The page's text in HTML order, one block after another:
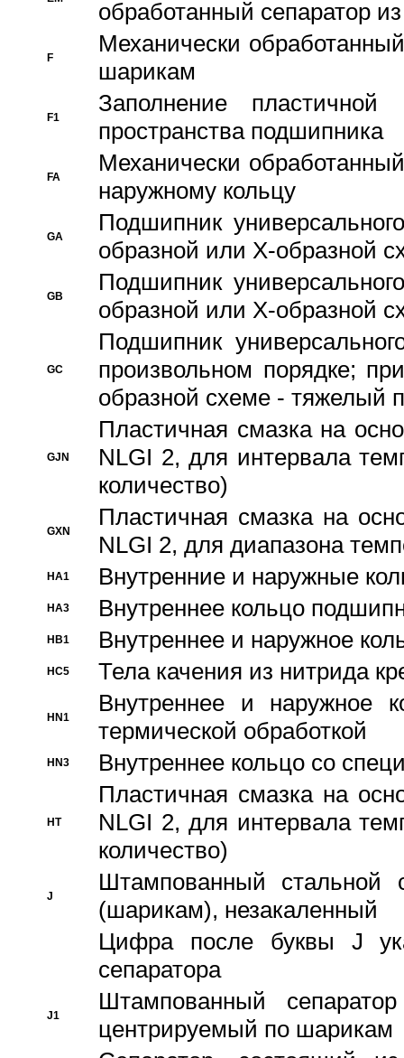
обработанный сепаратор
F
Механически
шарикам
F1
Заполнение
пространства подшипника
FA
Механически
наружному кольцу
GA
Подшипник
образной или Х-образной
GB
Подшипник
образной или Х-образной
GC
Подшипник
произвольном порядке;
образной схеме - тяжелый
GJN
Пластичная смазка на
NLGI 2, для интервала
количество)
GXN
Пластичная смазка на
NLGI 2, для диапазона
HA1 Внутренние и наружные
HA3 Bнутреннее кольцо
HB1 Bнутреннее и наружное
HC5 Тела качения из нитрида
HN1
Bнутреннее и наружное
термической обработкой
HN3 Внутреннее кольцо со
HT
Пластичная смазка на
NLGI 2, для интервала
количество)
J
Штампованный стальной
(шарикам), незакаленный
Цифра после буквы J
сепаратора
J1
Штампованный
центрируемый по шарикам